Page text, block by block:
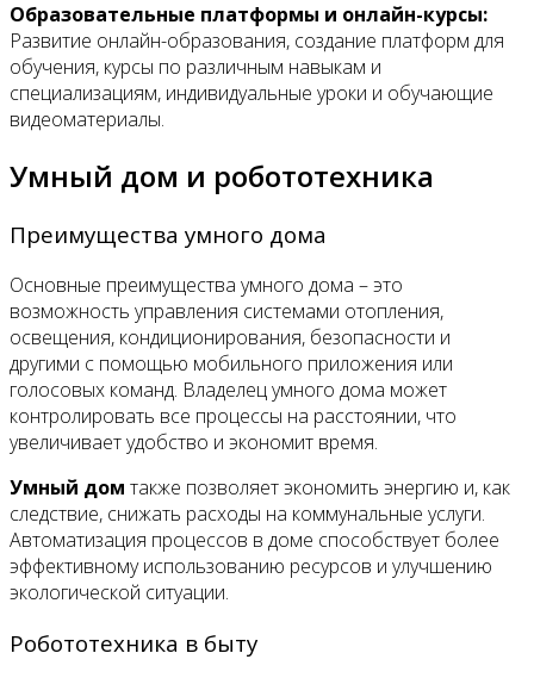
Образовательные платформы и онлайн-курсы:
Развитие онлайн-образования, создание платформ для
обучения, курсы по различным навыкам и
специализациям, индивидуальные уроки и обучающие
видеоматериалы.
Умный дом и робототехника
Преимущества умного дома
Основные преимущества умного дома – это
возможность управления системами отопления,
освещения, кондиционирования, безопасности и
другими с помощью мобильного приложения или
голосовых команд. Владелец умного дома может
контролировать все процессы на расстоянии, что
увеличивает удобство и экономит время.
Умный дом также позволяет экономить энергию и, как
следствие, снижать расходы на коммунальные услуги.
Автоматизация процессов в доме способствует более
эффективному использованию ресурсов и улучшению
экологической ситуации.
Робототехника в быту